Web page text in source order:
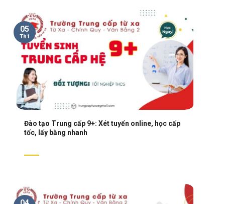
Đào tạo Trung cấp 9+: Xét tuyển online, học cấp
tốc, lấy bằng nhanh
05
Th1